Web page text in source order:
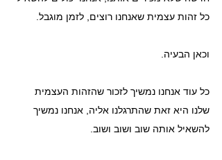
כל זהות עצמית שאנחנו רוצים, לזמן מוגבל.
וכאן הבעיה.
כל עוד אנחנו נמשיך לזכור שהזהות העצמית
שלנו היא זאת שהתרגלנו אליה, אנחנו נמשיך
להשאיל אותה שוב ושוב ושוב.